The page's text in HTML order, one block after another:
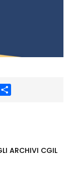
ARCHIVI CGIL